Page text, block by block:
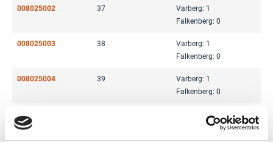
008025002 37
Varberg: 1
Falkenberg: 0
008025003 38
Varberg: 1
Falkenberg: 0
008025004 39
Varberg: 1
Falkenberg: 0
Varberg: 1
Falkenberg: 0